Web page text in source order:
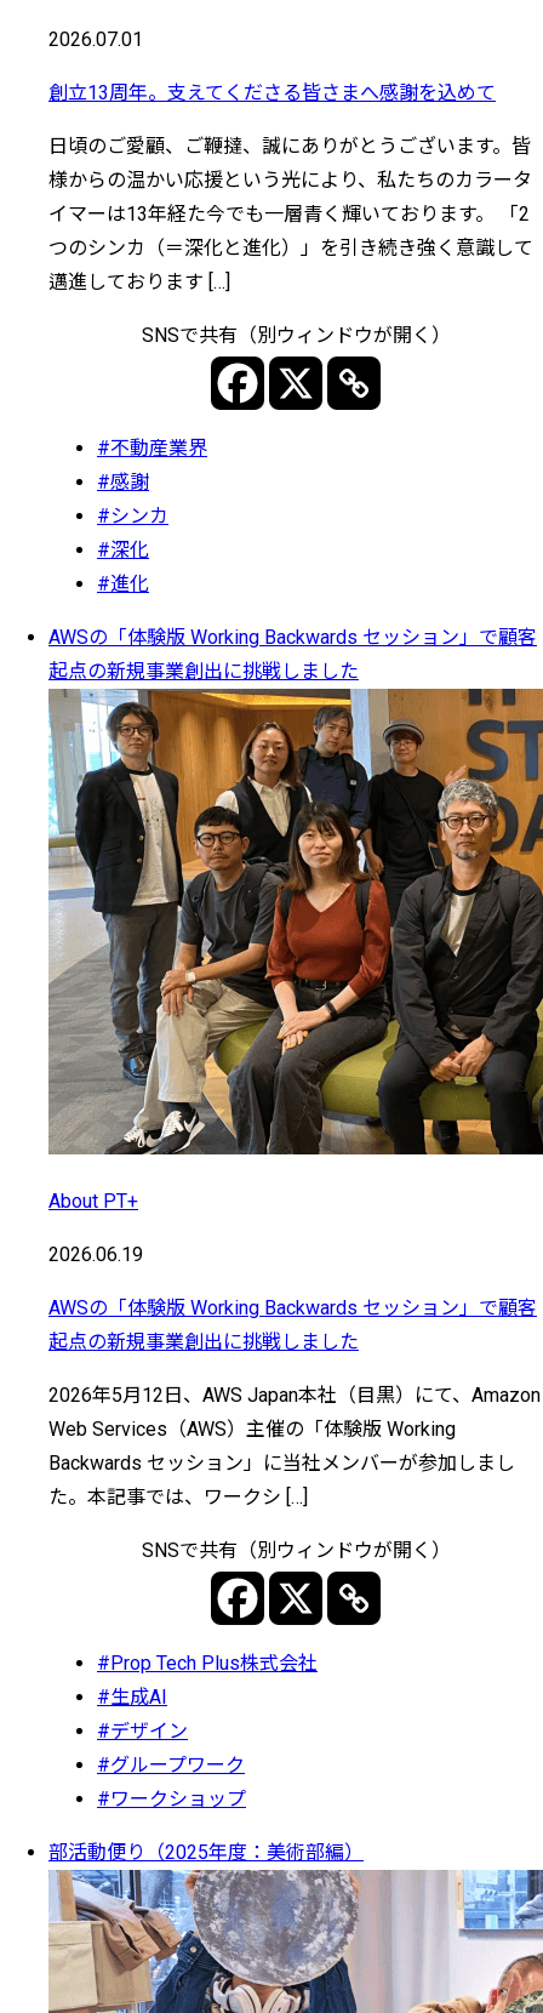
2026.07.01
創立13周年。支えてくださる皆さまへ感謝を込めて
日頃のご愛顧、ご鞭撻、誠にありがとうございます。皆
様からの温かい応援という光により、私たちのカラータ
イマーは13年経た今でも一層青く輝いております。 「2
つのシンカ（＝深化と進化）」を引き続き強く意識して
邁進しております […]
SNSで共有（別ウィンドウが開く）
#不動産業界
#感謝
#シンカ
#深化
#進化
AWSの「体験版 Working Backwards セッション」で顧客
起点の新規事業創出に挑戦しました
About PT+
2026.06.19
AWSの「体験版 Working Backwards セッション」で顧客
起点の新規事業創出に挑戦しました
2026年5月12日、AWS Japan本社（目黒）にて、Amazon
Web Services（AWS）主催の「体験版 Working
Backwards セッション」に当社メンバーが参加しまし
た。本記事では、ワークシ […]
SNSで共有（別ウィンドウが開く）
#Prop Tech Plus株式会社
#生成AI
#デザイン
#グループワーク
#ワークショップ
部活動便り（2025年度：美術部編）